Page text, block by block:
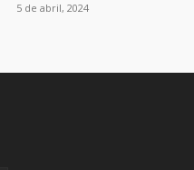
5 de abril, 2024